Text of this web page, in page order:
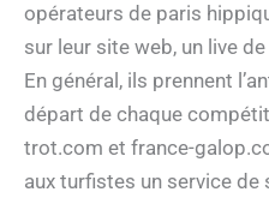
opérateurs de paris
sur leur site web, un live
En général, ils prennent
départ de chaque
trot.com et france-
aux turfistes un service de